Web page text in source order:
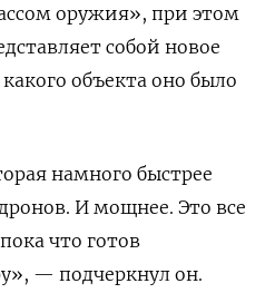
оружия», при этом
собой новое
объекта оно было
намного быстрее
И мощнее. Это все
что готов
— подчеркнул он.